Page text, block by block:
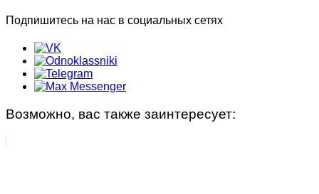
Подпишитесь на нас в социальных сетях
Возможно, вас также заинтересует: